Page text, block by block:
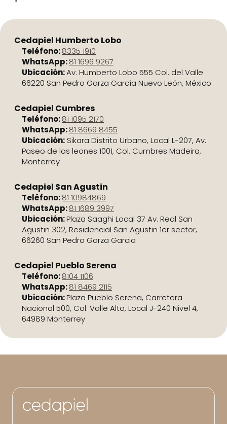
Cedapiel Humberto Lobo
Teléfono:8335 1910
WhatsApp:81 1696 9267
Ubicación:Av. Humberto Lobo 555 Col. del Valle
66220 San Pedro Garza García Nuevo León, México
Cedapiel Cumbres
Teléfono:81 1095 2170
WhatsApp:81 8669 8455
Ubicación: Sikara Distrito Urbano, Local L-207, Av.
Paseo de los leones 1001, Col. Cumbres Madeira,
Monterrey
Cedapiel San Agustin
Teléfono:81 10984869
WhatsApp:81 1689 3997
Ubicación:Plaza Saaghi Local 37 Av. Real San
Agustin 302, Residencial San Agustin 1er sector,
66260 San Pedro Garza Garcia
Cedapiel Pueblo Serena
Teléfono:8104 1106
WhatsApp:81 8469 2115
Ubicación:Plaza Pueblo Serena, Carretera
Nacional 500, Col. Valle Alto, Local J-240 Nivel 4,
64989 Monterrey